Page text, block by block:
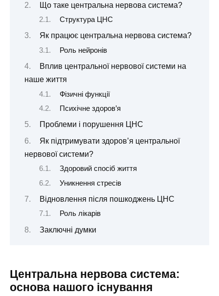
Що таке центральна нервова система?
Структура ЦНС
Як працює центральна нервова система?
Роль нейронів
Вплив центральної нервової системи на
наше життя
Фізичні функції
Психічне здоров’я
Проблеми і порушення ЦНС
Як підтримувати здоров’я центральної
нервової системи?
Здоровий спосіб життя
Уникнення стресів
Відновлення після пошкоджень ЦНС
Роль лікарів
Заключні думки
Центральна нервова система:
основа нашого існування